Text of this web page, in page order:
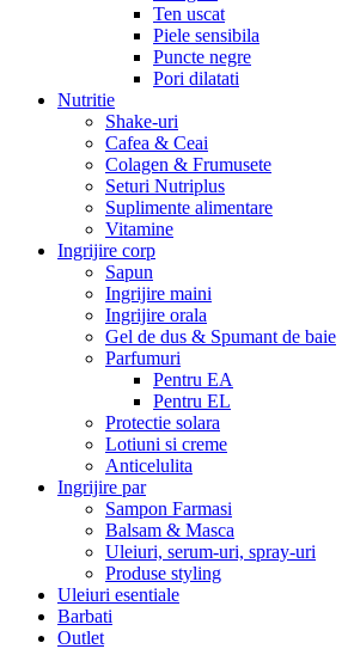
Ten uscat
Piele sensibila
Puncte negre
Pori dilatati
Nutritie
Shake-uri
Cafea & Ceai
Colagen & Frumusete
Seturi Nutriplus
Suplimente alimentare
Vitamine
Ingrijire corp
Sapun
Ingrijire maini
Ingrijire orala
Gel de dus & Spumant de baie
Parfumuri
Pentru EA
Pentru EL
Protectie solara
Lotiuni si creme
Anticelulita
Ingrijire par
Sampon Farmasi
Balsam & Masca
Uleiuri, serum-uri, spray-uri
Produse styling
Uleiuri esentiale
Barbati
Outlet